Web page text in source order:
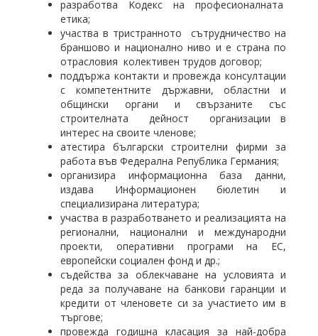
разработва Kодекс на професионалната
етика;
участва в тристранното сътрудничество на
браншово и национално ниво и е страна по
отрасловия колективeн трудов договор;
поддържа контакти и провежда консултации
с компетентните държавни, областни и
общински органи и свързаните със
строителната дейност организации в
интерес на своите членове;
атестира български строителни фирми за
работа във Федерална Република Германия;
организира информационна база данни,
издава Информационен бюлетин и
специализирана литература;
участва в разработването и реализацията на
регионални, национални и международни
проекти, оперативни програми на ЕС,
европейски социален фонд и др.;
съдейства за облекчаване на условията и
реда за получаване на банкови гаранции и
кредити от членовете си за участието им в
търгове;
провежда годишна класация за най-добра